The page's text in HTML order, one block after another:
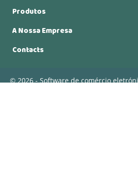
Produtos
A Nossa Empresa
Contacts
© 2026 - Software de comércio